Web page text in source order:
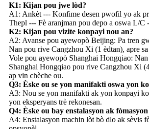
K1: Kijan pou jwe lòd?
A1: Ankèt --- Konfime desen pwofil yo ak
Thepl --- Fè aranjman pou depo a oswa L/C
K2: Kijan pou vizite konpayi nou an?
A2: Avanse pou ayewopò Beijing: Pa tren
Nan pou rive Cangzhou Xi (1 èdtan), apre
Vole pou ayewopò Shanghai Hongqiao:
Shanghai Hongqiao pou rive Cangzhou Xi
ap vin chèche ou.
Q3: Èske ou se yon manifakti oswa yon
A3: Nou se yon manifakti ak yon konpayi
yon eksperyans trè rekonesan.
Q4: Èske ou bay enstalasyon ak
A4: Enstalasyon machin lòt bò dlo ak sèvis